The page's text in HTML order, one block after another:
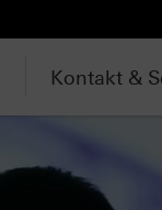
Kontakt &